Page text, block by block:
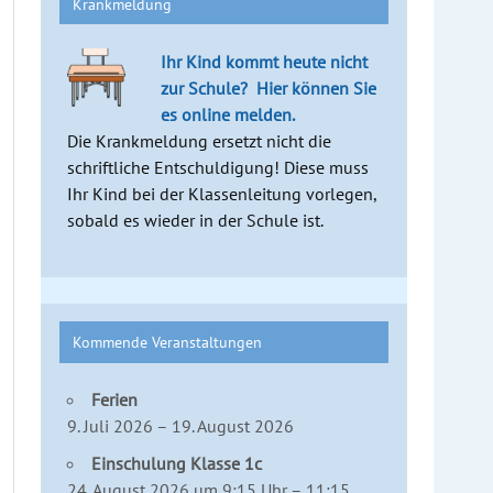
Ihr Kind kommt heute nicht
zur Schule? Hier können Sie
es online melden.
Die Krankmeldung ersetzt nicht die
schriftliche Entschuldigung! Diese muss
Ihr Kind bei der Klassenleitung vorlegen,
sobald es wieder in der Schule ist.
Kommende Veranstaltungen
Ferien
9. Juli 2026 – 19. August 2026
Einschulung Klasse 1c